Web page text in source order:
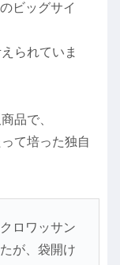
ビッグサイ
られていま
品で、
て培った独自
ロワッサン
が、袋開け